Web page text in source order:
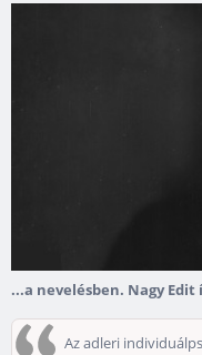
...a nevelésben. Nagy Edit
Az adleri